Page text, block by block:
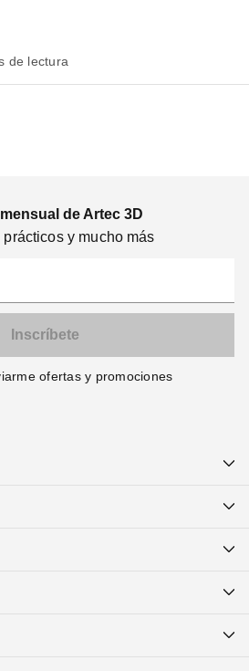
de lectura
de Artec 3D
y mucho más
ofertas y promociones